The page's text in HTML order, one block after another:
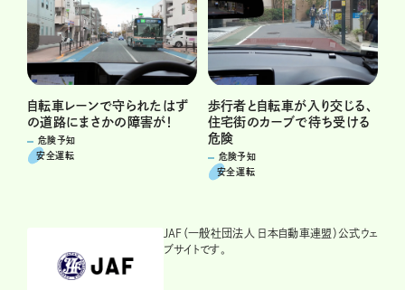
自転車レーンで守られたはず
の道路にまさかの障害が！
危険予知
安全運転
歩行者と自転車が入り交じる、
住宅街のカーブで待ち受ける
危険
危険予知
安全運転
JAF（一般社団法人 日本自動車連盟）公式ウェ
ブサイトです。